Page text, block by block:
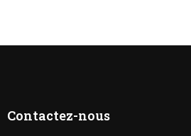
Contactez-nous